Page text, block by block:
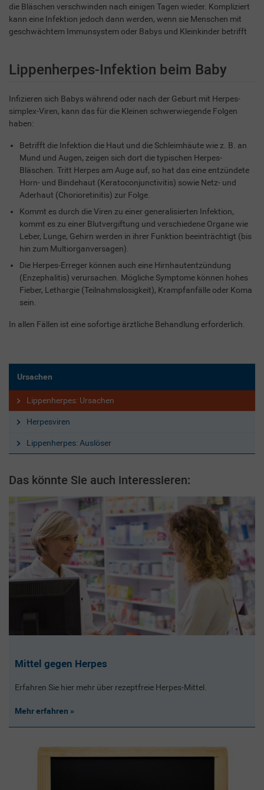
die Bläschen verschwinden nach einigen Tagen wieder. Kompliziert
kann eine Infektion jedoch dann werden, wenn sie Menschen mit
geschwächtem Immunsystem oder Babys und Kleinkinder betrifft
Lippenherpes-Infektion beim Baby
Infizieren sich Babys während oder nach der Geburt mit Herpes-
simplex-Viren, kann das für die Kleinen schwerwiegende Folgen
haben:
Betrifft die Infektion die Haut und die Schleimhäute wie z. B. an
Mund und Augen, zeigen sich dort die typischen Herpes-
Bläschen. Tritt Herpes am Auge auf, so hat das eine entzündete
Horn- und Bindehaut (Keratoconjunctivitis) sowie Netz- und
Aderhaut (Chorioretinitis) zur Folge.
Kommt es durch die Viren zu einer generalisierten Infektion,
kommt es zu einer Blutvergiftung und verschiedene Organe wie
Leber, Lunge, Gehirn werden in ihrer Funktion beeinträchtigt (bis
hin zum Multiorganversagen).
Die Herpes-Erreger können auch eine Hirnhautentzündung
(Enzephalitis) verursachen. Mögliche Symptome können hohes
Fieber, Lethargie (Teilnahmslosigkeit), Krampfanfälle oder Koma
sein.
In allen Fällen ist eine sofortige ärztliche Behandlung erforderlich.
Ursachen
Lippenherpes: Ursachen
Herpesviren
Lippenherpes: Auslöser
Das könnte Sie auch interessieren:
Mittel gegen Herpes
Erfahren Sie hier mehr über rezeptfreie Herpes-Mittel.
Mehr erfahren